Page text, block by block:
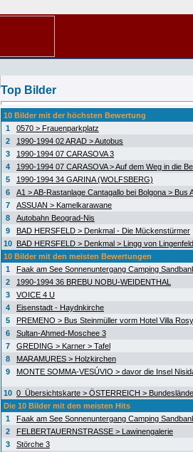
Top Bilder
10 Bilder mit der höchsten Bewertung
1
0570 > Frauenparkplatz
2
1990-1994 02 ARAD > Autobus
3
1990-1994 07 CARASOVA 3
4
1990-1994 07 CARASOVA > Auf dem Weg in die
5
1990-1994 34 GARINA (WOLFSBERG)
6
A1 > AB-Rastanlage Cantagallo bei Bolgona > Bus
7
ASSUAN > Kamelkarawane
8
Autobahn Beograd-Nis
9
BAD HERSFELD > Denkmal - Die Mückenstürmer
10 BAD HERSFELD > Denkmal > Lingg von Lingenfeld
10 Bilder mit den meisten Bewertungen
1
Faak am See Sonnenuntergang Camping
2
1990-1994 36 BREBU NOBU-WEIDENTHAL
3
VOICE 4 U
4
Eisenstadt - Haydnkirche
5
PREMENO > Bus Steinmüller vorm Hotel Villa Rosy
6
Sultan-Ahmed-Moschee 3
7
GREDING > Karner > Tafel
8
MARAMURES > Holzkirchen
9
MONTE SOMMA-VESÚVIO > davor die Insel
10 0_Übersichtskarte > ÖSTERREICH >
Die 10 Bilder mit den meisten Hits
1
Faak am See Sonnenuntergang Camping
2
FELBERTAUERNSTRASSE > Lawinengalerie
3
Störche 3